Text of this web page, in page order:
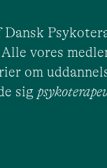
Dansk
vores
om
sig